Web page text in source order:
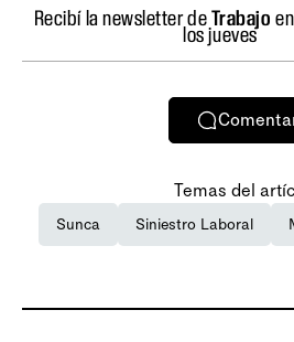
Recibí la newsletter deTrabajo
los jueves
Temas del
Sunca Siniestro Laboral